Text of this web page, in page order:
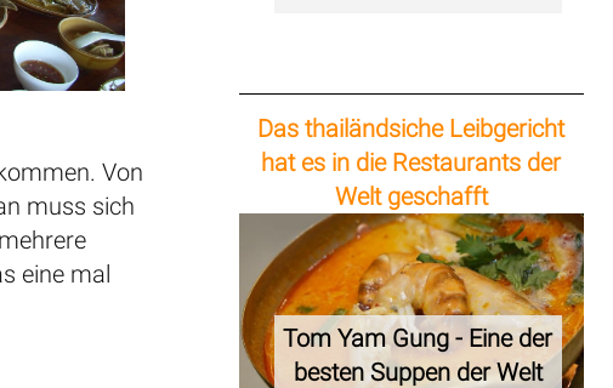
Von
muss sich
eine mal
Das thailändsiche Leibgericht
hat es in die Restaurants der
Welt geschafft
Tom Yam Gung - Eine der
besten Suppen der Welt